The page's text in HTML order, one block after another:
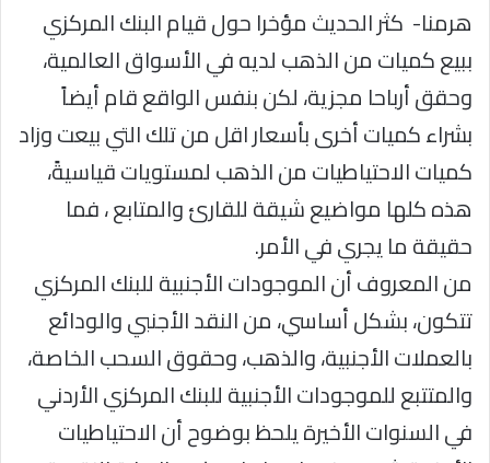
هرمنا- كثر الحديث مؤخرا حول قيام البنك المركزي
ببيع كميات من الذهب لديه في الأسواق العالمية،
وحقق أرباحا مجزية، لكن بنفس الواقع قام أيضاً
بشراء كميات أخرى بأسعار اقل من تلك التي بيعت وزاد
كميات الاحتياطيات من الذهب لمستويات قياسيةً،
هذه كلها مواضيع شيقة للقارئ والمتابع ، فما
حقيقة ما يجري في الأمر.
من المعروف أن الموجودات الأجنبية للبنك المركزي
تتكون، بشكل أساسي، من النقد الأجنبي والودائع
بالعملات الأجنبية، والذهب، وحقوق السحب الخاصة،
والمتتبع للموجودات الأجنبية للبنك المركزي الأردني
في السنوات الأخيرة يلحظ بوضوح أن الاحتياطيات